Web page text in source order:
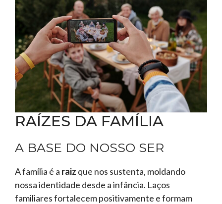
RAÍZES DA FAMÍLIA
A BASE DO NOSSO SER
A família é a raiz que nos sustenta, moldando
nossa identidade desde a infância. Laços
familiares fortalecem positivamente e formam